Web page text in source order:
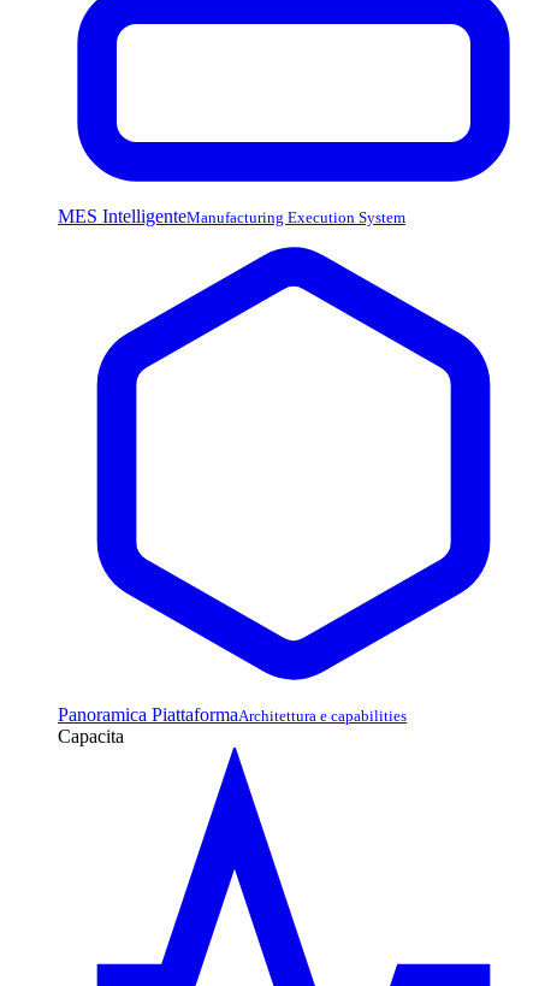
MES IntelligenteManufacturing Execution System
Panoramica PiattaformaArchitettura e capabilities
Capacita